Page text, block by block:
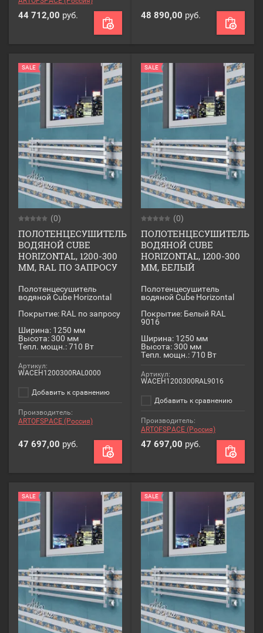
44 712,00 руб. 48 890,00 руб.
SALE
(0)
ПОЛОТЕНЦЕСУШИТЕЛЬ
ВОДЯНОЙ CUBE
HORIZONTAL, 1200-300
ММ, RAL ПО ЗАПРОСУ
Полотенцесушитель
водяной Cube Horizontal
Покрытие: RAL по запросу
Ширина: 1250 мм
Высота: 300 мм
Тепл. мощн.: 710 Вт
Артикул:
WACEH1200300RAL0000
Добавить к сравнению
Производитель:
ARTOFSPACE (Россия)
47 697,00 руб.
SALE
(0)
ПОЛОТЕНЦЕСУШИТЕЛЬ
ВОДЯНОЙ CUBE
HORIZONTAL, 1200-300
ММ, БЕЛЫЙ
Полотенцесушитель
водяной Cube Horizontal
Покрытие: Белый RAL
9016
Ширина: 1250 мм
Высота: 300 мм
Тепл. мощн.: 710 Вт
Артикул:
WACEH1200300RAL9016
Добавить к сравнению
Производитель:
ARTOFSPACE (Россия)
47 697,00 руб.
SALE SALE